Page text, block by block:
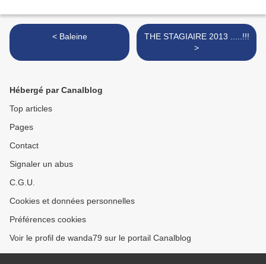
< Baleine
THE STAGIAIRE 2013 .....!!!
>
Hébergé par Canalblog
Top articles
Pages
Contact
Signaler un abus
C.G.U.
Cookies et données personnelles
Préférences cookies
Voir le profil de wanda79 sur le portail Canalblog